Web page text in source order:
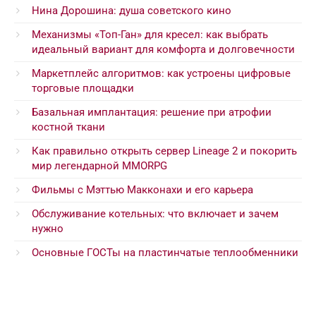
Нина Дорошина: душа советского кино
Механизмы «Топ-Ган» для кресел: как выбрать
идеальный вариант для комфорта и долговечности
Маркетплейс алгоритмов: как устроены цифровые
торговые площадки
Базальная имплантация: решение при атрофии
костной ткани
Как правильно открыть сервер Lineage 2 и покорить
мир легендарной MMORPG
Фильмы с Мэттью Макконахи и его карьера
Обслуживание котельных: что включает и зачем
нужно
Основные ГОСТы на пластинчатые теплообменники